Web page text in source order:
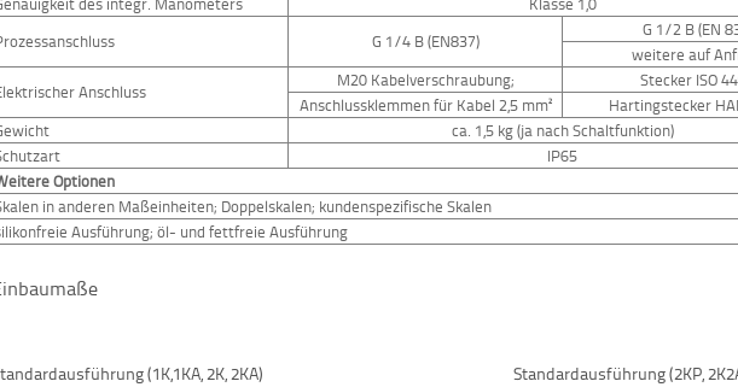
G 1/4 B (EN837)
G 1/2 B (EN
weitere auf
Anschluss
M20 Kabelverschraubung;
Stecker ISO
Anschlussklemmen für Kabel 2,5 mm²
Hartingstecker
ca. 1,5 kg (ja nach Schaltfunktion)
IP65
Optionen
in anderen Maßeinheiten; Doppelskalen; kundenspezifische Skalen
Ausführung; öl- und fettfreie Ausführung
(1K,1KA, 2K, 2KA) Standardausführung (2KP,